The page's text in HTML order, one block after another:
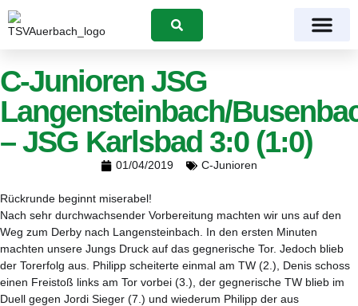
Suchen
C-Junioren JSG
Langensteinbach/
– JSG Karlsbad 3:0 (1:0)
01/04/2019 C-Junioren
Rückrunde beginnt miserabel!
Nach sehr durchwachsender Vorbereitung machten wir uns auf den
Weg zum Derby nach Langensteinbach. In den ersten Minuten
machten unsere Jungs Druck auf das gegnerische Tor. Jedoch blieb
der Torerfolg aus. Philipp scheiterte einmal am TW (2.), Denis schoss
einen Freistoß links am Tor vorbei (3.), der gegnerische TW blieb im
Duell gegen Jordi Sieger (7.) und wiederum Philipp der aus